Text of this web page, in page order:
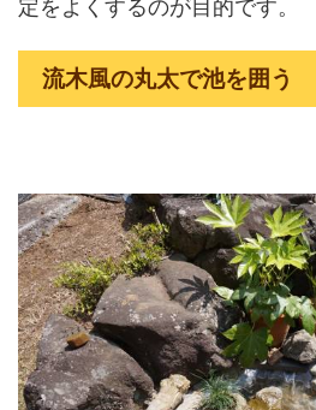
定をよくするのが目的です。
流木風の丸太で池を囲う